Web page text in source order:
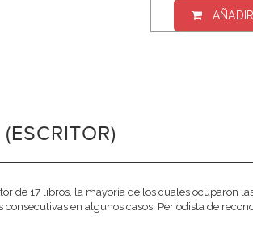
de 17 libros, la mayoría de los cuales ocuparon
en algunos casos. Periodista de